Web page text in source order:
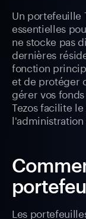
Un portefeuille
essentielles
ne stocke pas
dernières
fonction
et de protéger
gérer vos
Tezos facilite
l'administration
Les